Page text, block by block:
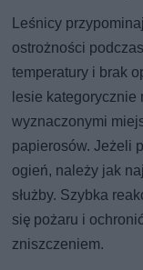
Leśnicy
ostrożności
temperatury i brak
lesie
wyznaczonymi
papierosów. Jeżeli
ogień, należy jak
służby. Szybka
się pożaru i
zniszczeniem.